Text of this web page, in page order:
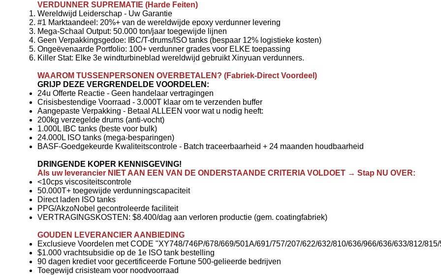
VERDUNNER SUPREMATIE (Harde Feiten)
Wereldwijd Leiderschap - Uw Garantie
#1 Marktaandeel: 20%+ van de wereldwijde epoxy verdunner levering
Mega-Schaal Output: 50.000 ton/jaar toegewijde lijnen
Geen Verpakkingsgedoe: IBC/T-drums/ISO tanks (bespaar 12% logistieke kosten)
Ongeëvenaarde Portfolio: 100+ verdunner grades voor ELKE toepassing
Killer Stat: Elke 3e windturbineblad wereldwijd gebruikt Xinyuan verdunners.
WAAROM TUSSENPERSONEN OVERBETALEN? (Fabriek-Direct Voordeel)
GRIJP DEZE VERGRENDELDE VOORDELEN:
24u Offerte Reactie - Geen handelaar vertragingen
Crisisbestendige Voorraad - 3.000T klaar om te verzenden buffer
Aangepaste Verpakking - Betaal ALLEEN voor wat u nodig heeft:
200kg verzegelde drums (anti-vocht)
1.000L IBC tanks (beste voor bulk)
24.000L ISO tanks (mega-besparingen)
BASF-Goedgekeurde Kwaliteitscontrole - Batch traceerbaarheid + 24 maanden houdbaarheid
DRINGENDE KOPER KENNISGEVING!
Als uw leverancier NIET AAN EEN VAN DE ONDERSTAANDE CRITERIA VOLDOET → Stap NU OVER:
<10cps viscositeitscontrole
50.000T+ toegewijde verdunningscapaciteit
Direct laden ISO tanks
PPG/AkzoNobel gecontroleerde faciliteit
VERTRAGINGSKOSTEN: $8.400/dag aan verloren productie (gem. coatingfabriek)
GOUDEN LEVERANCIER AANBIEDING
Exclusieve Voordelen met CODE "XY748/746P/678/669/501A/691/757/207/622/632/810/636/966/636/633/812/815/
$1.000 vrachtsubsidie op de 1e ISO tank bestelling
90 dagen krediet voor gecertificeerde Fortune 500-gelieerde bedrijven
Toegewijd crisisteam voor noodvoorraad